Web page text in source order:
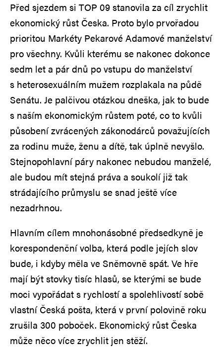
Před sjezdem si TOP 09 stanovila za cíl zrychlit
ekonomický růst Česka. Proto bylo prvořadou
prioritou Markéty Pekarové Adamové manželství
pro všechny. Kvůli kterému se nakonec dokonce
sedm let a pár dnů po vstupu do manželství
s heterosexuálním mužem rozplakala na půdě
Senátu. Je palčivou otázkou dneška, jak to bude
s naším ekonomickým růstem poté, co to kvůli
působení zvrácených zákonodárců považujících
za rodinu muže, ženu a dítě, tak úplně nevyšlo.
Stejnopohlavní páry nakonec nebudou manželé,
ale budou mít stejná práva a soukolí již tak
strádajícího průmyslu se snad ještě více
nezadrhnou.
Hlavním cílem mnohonásobné předsedkyně je
korespondenční volba, která podle jejích slov
bude, i kdyby měla ve Sněmovně spát. Ve hře
mají být stovky tisíc hlasů, se kterými se bude
moci vypořádat s rychlostí a spolehlivostí sobě
vlastní Česká pošta, která v první polovině roku
zrušila 300 poboček. Ekonomický růst Česka
může něco více zrychlit jen stěží.